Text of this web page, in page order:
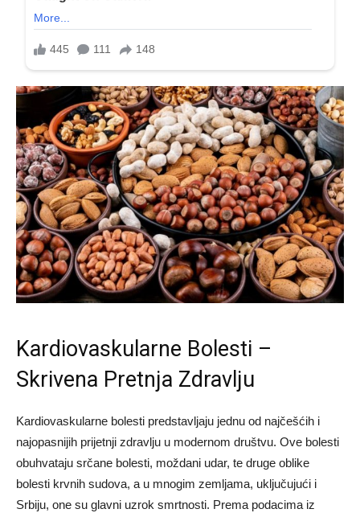
Kardiovaskularne Bolesti –
Skrivena Pretnja Zdravlju
Kardiovaskularne bolesti predstavljaju jednu od najčešćih i
najopasnijih prijetnji zdravlju u modernom društvu. Ove bolesti
obuhvataju srčane bolesti, moždani udar, te druge oblike
bolesti krvnih sudova, a u mnogim zemljama, uključujući i
Srbiju, one su glavni uzrok smrtnosti. Prema podacima iz